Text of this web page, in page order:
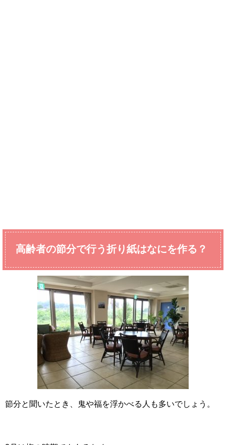
高齢者の節分で行う折り紙はなにを作る？
節分と聞いたとき、鬼や福を浮かべる人も多いでしょう。